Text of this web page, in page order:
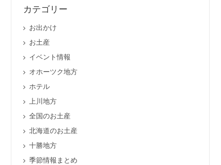
カテゴリー
お出かけ
お土産
イベント情報
オホーツク地方
ホテル
上川地方
全国のお土産
北海道のお土産
十勝地方
季節情報まとめ